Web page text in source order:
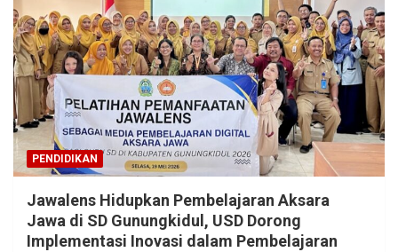
PENDIDIKAN
Jawalens Hidupkan Pembelajaran Aksara
Jawa di SD Gunungkidul, USD Dorong
Implementasi Inovasi dalam Pembelajaran